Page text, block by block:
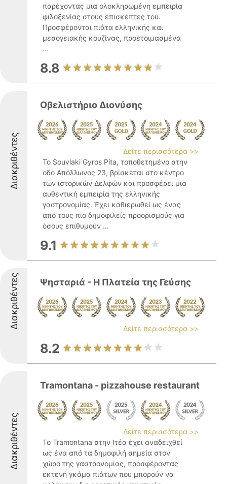
παρέχοντας μια ολοκληρωμένη εμπειρία
φιλοξενίας στους επισκέπτες του.
Προσφέρονται πιάτα ελληνικής και
μεσογειακής κουζίνας, προετοιμασμένα
...
8.8
Διακριθέντες
Οβελιστήριο Διονύσης
Δείτε περισσότερα >>
Το Souvlaki Gyros Pita, τοποθετημένο στην
οδό Απόλλωνος 23, βρίσκεται στο κέντρο
των ιστορικών Δελφών και προσφέρει μια
αυθεντική εμπειρία της ελληνικής
γαστρονομίας. Έχει καθιερωθεί ως ένας
από τους πιο δημοφιλείς προορισμούς για
όσους επιθυμούν ...
9.1
Διακριθέντες Ψησταριά - Η Πλατεία της Γεύσης
Δείτε περισσότερα >>
8.2
Διακριθέντες
Tramontana - pizzahouse restaurant
Δείτε περισσότερα >>
Το Tramontana στην Ιτέα έχει αναδειχθεί
ως ένα από τα δημοφιλή σημεία στον
χώρο της γαστρονομίας, προσφέροντας
εκτενή γκάμα πιάτων που μπορούν να